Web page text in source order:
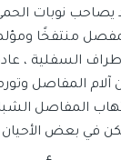
يصاحب نوبات الحمى
منتفخًا
السفلية ،
في بعض